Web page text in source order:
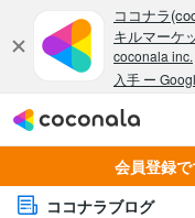
会員登録
ココナラブログ